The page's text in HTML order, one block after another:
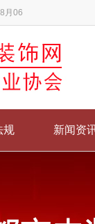
月06
规 新闻资